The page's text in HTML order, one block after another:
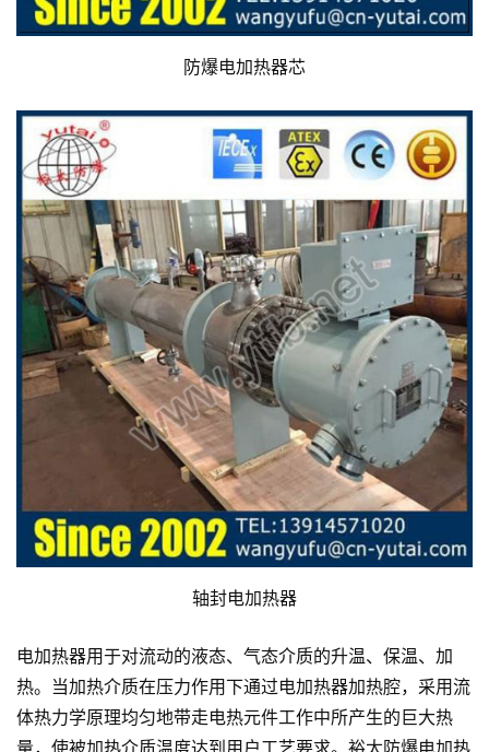
防爆电加热器芯
轴封电加热器
电加热器用于对流动的液态、气态介质的升温、保温、加
热。当加热介质在压力作用下通过电加热器加热腔，采用流
体热力学原理均匀地带走电热元件工作中所产生的巨大热